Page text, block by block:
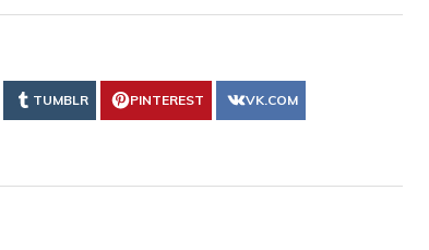
TUMBLR PINTEREST VK.COM